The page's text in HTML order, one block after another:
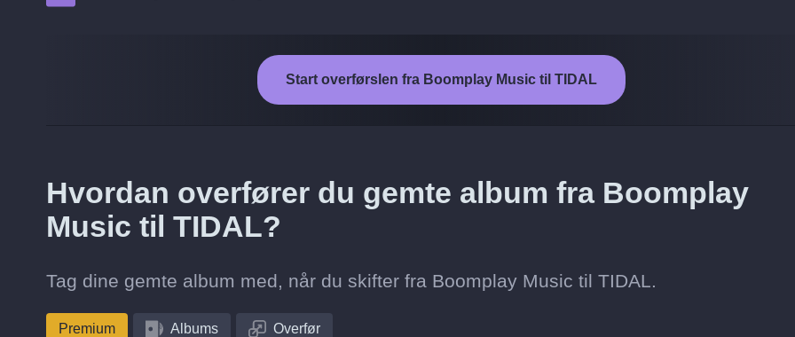
Start overførslen fra Boomplay Music til TIDAL
Hvordan overfører du gemte album fra Boomplay
Music til TIDAL?
Tag dine gemte album med, når du skifter fra Boomplay Music til TIDAL.
Premium Albums Overfør